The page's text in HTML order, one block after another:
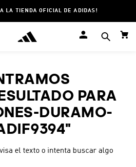
LA TIENDA OFICIAL DE ADIDAS!
PARA
DURAMO-
"
el texto o intenta buscar algo